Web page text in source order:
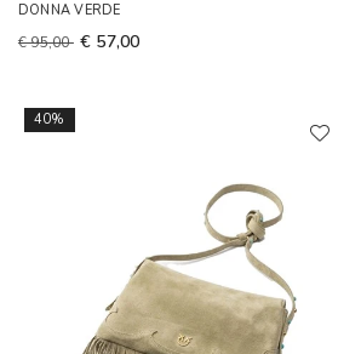
DONNA VERDE
€ 95,00 € 57,00
40%